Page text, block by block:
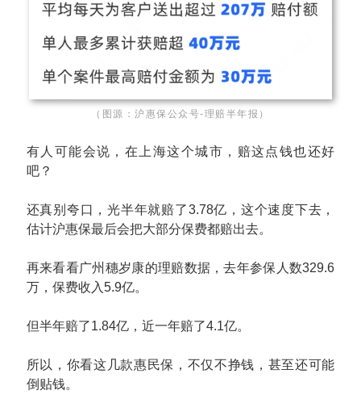
（图源：沪惠保公众号-理赔半年报）
有人可能会说，在上海这个城市，赔这点钱也还好
吧？
还真别夸口，光半年就赔了3.78亿，这个速度下去，
估计沪惠保最后会把大部分保费都赔出去。
再来看看广州 穗岁康的理赔数据，去年参保人数329.6
万，保费收入5.9亿。
但半年赔了1.84亿，近一年赔了4.1亿。
所以，你看这几款惠民保，不仅不挣钱，甚至还可能
倒贴钱。